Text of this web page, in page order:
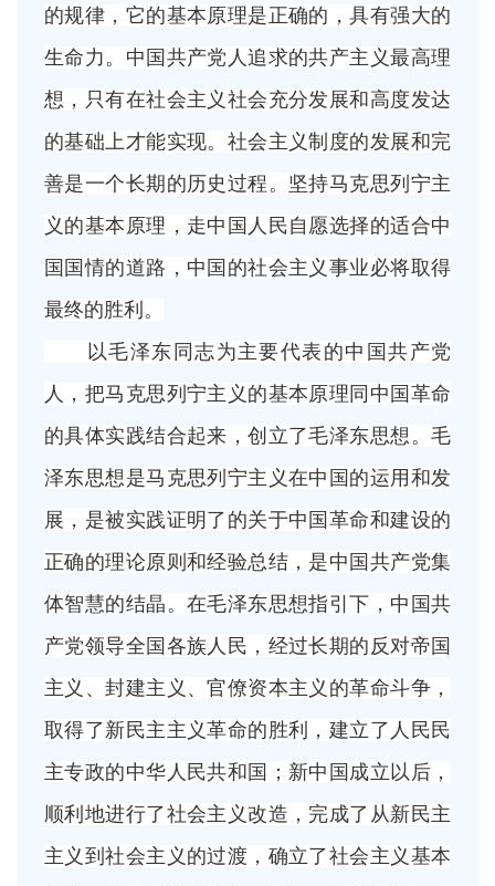
的规律，它的基本原理是正确的，具有强大的
生命力。中国共产党人追求的共产主义最高理
想，只有在社会主义社会充分发展和高度发达
的基础上才能实现。社会主义制度的发展和完
善是一个长期的历史过程。坚持马克思列宁主
义的基本原理，走中国人民自愿选择的适合中
国国情的道路，中国的社会主义事业必将取得
最终的胜利。
以毛泽东同志为主要代表的中国共产党
人，把马克思列宁主义的基本原理同中国革命
的具体实践结合起来，创立了毛泽东思想。毛
泽东思想是马克思列宁主义在中国的运用和发
展，是被实践证明了的关于中国革命和建设的
正确的理论原则和经验总结，是中国共产党集
体智慧的结晶。在毛泽东思想指引下，中国共
产党领导全国各族人民，经过长期的反对帝国
主义、封建主义、官僚资本主义的革命斗争，
取得了新民主主义革命的胜利，建立了人民民
主专政的中华人民共和国；新中国成立以后，
顺利地进行了社会主义改造，完成了从新民主
主义到社会主义的过渡，确立了社会主义基本